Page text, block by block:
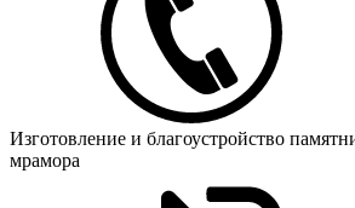
Изготовление и благоустройство
мрамора